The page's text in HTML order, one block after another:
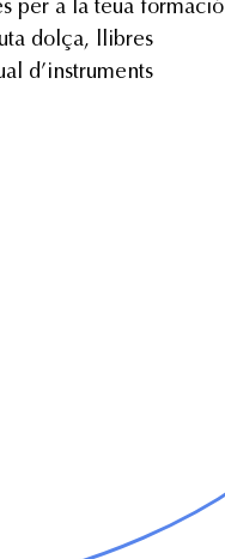
per a la teua formació
dolça, llibres
d’instruments